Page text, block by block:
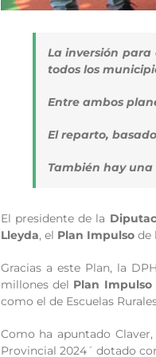
La inversión para
todos los
Entre ambos
El reparto,
También hay
El presidente de la
Lleyda, el Plan Impulsode
Gracias a este Plan, la
millones del Plan Impulso
como el de Escuelas
Como ha apuntado
Provincial 2024´ dotado